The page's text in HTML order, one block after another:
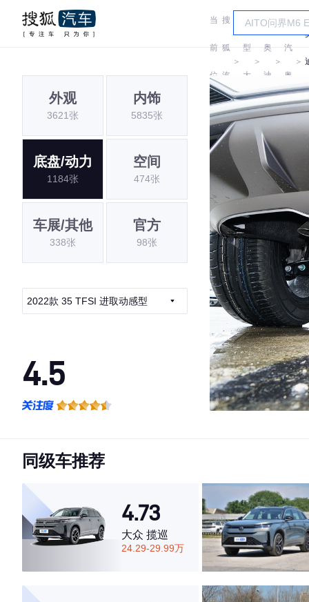
当
前
位
置:
搜
狐
汽
车
＞
车
型
大
全
＞
奥
迪
＞
一
汽
奥
迪
＞
外观
3621张
内饰
5835张
底盘/动力
1184张
空间
474张
车展/其他
338张
官方
98张
2022款 35 TFSI 进取动感型
4.5
·空间表现一般，低于91%同级车
同级车推荐
4.73
大众 揽巡
24.29-29.99万